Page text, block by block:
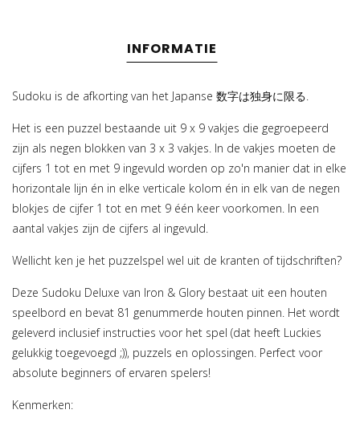
INFORMATIE
Sudoku is de afkorting van het Japanse 数字は独身に限る.
Het is een puzzel bestaande uit 9 x 9 vakjes die gegroepeerd
zijn als negen blokken van 3 x 3 vakjes. In de vakjes moeten de
cijfers 1 tot en met 9 ingevuld worden op zo'n manier dat in elke
horizontale lijn én in elke verticale kolom én in elk van de negen
blokjes de cijfer 1 tot en met 9 één keer voorkomen. In een
aantal vakjes zijn de cijfers al ingevuld.
Wellicht ken je het puzzelspel wel uit de kranten of tijdschriften?
Deze Sudoku Deluxe van Iron & Glory bestaat uit een houten
speelbord en bevat 81 genummerde houten pinnen. Het wordt
geleverd inclusief instructies voor het spel (dat heeft Luckies
gelukkig toegevoegd ;)), puzzels en oplossingen. Perfect voor
absolute beginners of ervaren spelers!
Kenmerken: